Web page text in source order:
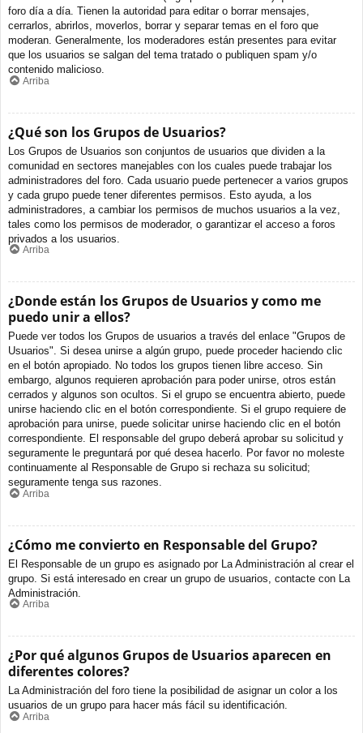
foro día a día. Tienen la autoridad para editar o borrar mensajes,
cerrarlos, abrirlos, moverlos, borrar y separar temas en el foro que
moderan. Generalmente, los moderadores están presentes para evitar
que los usuarios se salgan del tema tratado o publiquen spam y/o
contenido malicioso.
Arriba
¿Qué son los Grupos de Usuarios?
Los Grupos de Usuarios son conjuntos de usuarios que dividen a la
comunidad en sectores manejables con los cuales puede trabajar los
administradores del foro. Cada usuario puede pertenecer a varios grupos
y cada grupo puede tener diferentes permisos. Esto ayuda, a los
administradores, a cambiar los permisos de muchos usuarios a la vez,
tales como los permisos de moderador, o garantizar el acceso a foros
privados a los usuarios.
Arriba
¿Donde están los Grupos de Usuarios y como me
puedo unir a ellos?
Puede ver todos los Grupos de usuarios a través del enlace "Grupos de
Usuarios". Si desea unirse a algún grupo, puede proceder haciendo clic
en el botón apropiado. No todos los grupos tienen libre acceso. Sin
embargo, algunos requieren aprobación para poder unirse, otros están
cerrados y algunos son ocultos. Si el grupo se encuentra abierto, puede
unirse haciendo clic en el botón correspondiente. Si el grupo requiere de
aprobación para unirse, puede solicitar unirse haciendo clic en el botón
correspondiente. El responsable del grupo deberá aprobar su solicitud y
seguramente le preguntará por qué desea hacerlo. Por favor no moleste
continuamente al Responsable de Grupo si rechaza su solicitud;
seguramente tenga sus razones.
Arriba
¿Cómo me convierto en Responsable del Grupo?
El Responsable de un grupo es asignado por La Administración al crear el
grupo. Si está interesado en crear un grupo de usuarios, contacte con La
Administración.
Arriba
¿Por qué algunos Grupos de Usuarios aparecen en
diferentes colores?
La Administración del foro tiene la posibilidad de asignar un color a los
usuarios de un grupo para hacer más fácil su identificación.
Arriba